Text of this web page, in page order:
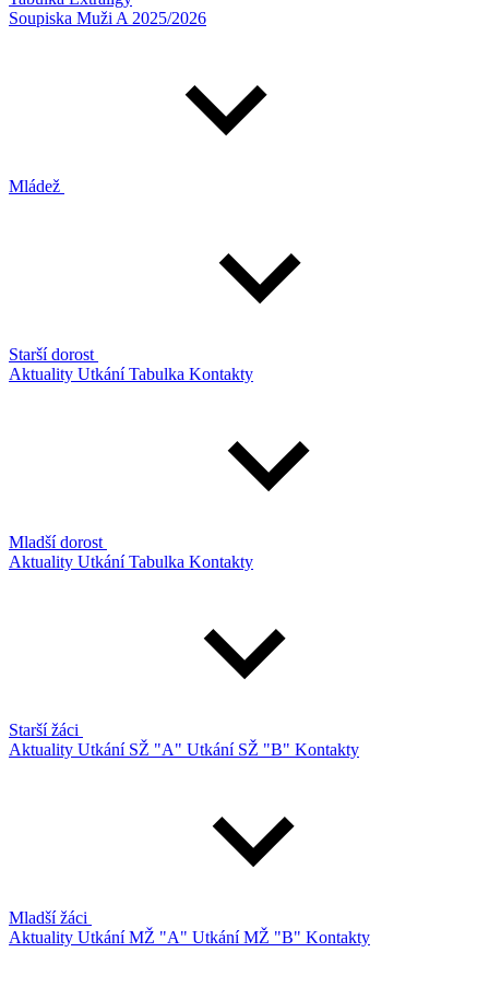
Soupiska Muži A 2025/2026
Mládež
Starší dorost
Aktuality UtkáníTabulka Kontakty
Mladší dorost
Aktuality UtkáníTabulka Kontakty
Starší žáci
Aktuality Utkání SŽ "A" Utkání SŽ "B" Kontakty
Mladší žáci
Aktuality Utkání MŽ "A" Utkání MŽ "B" Kontakty